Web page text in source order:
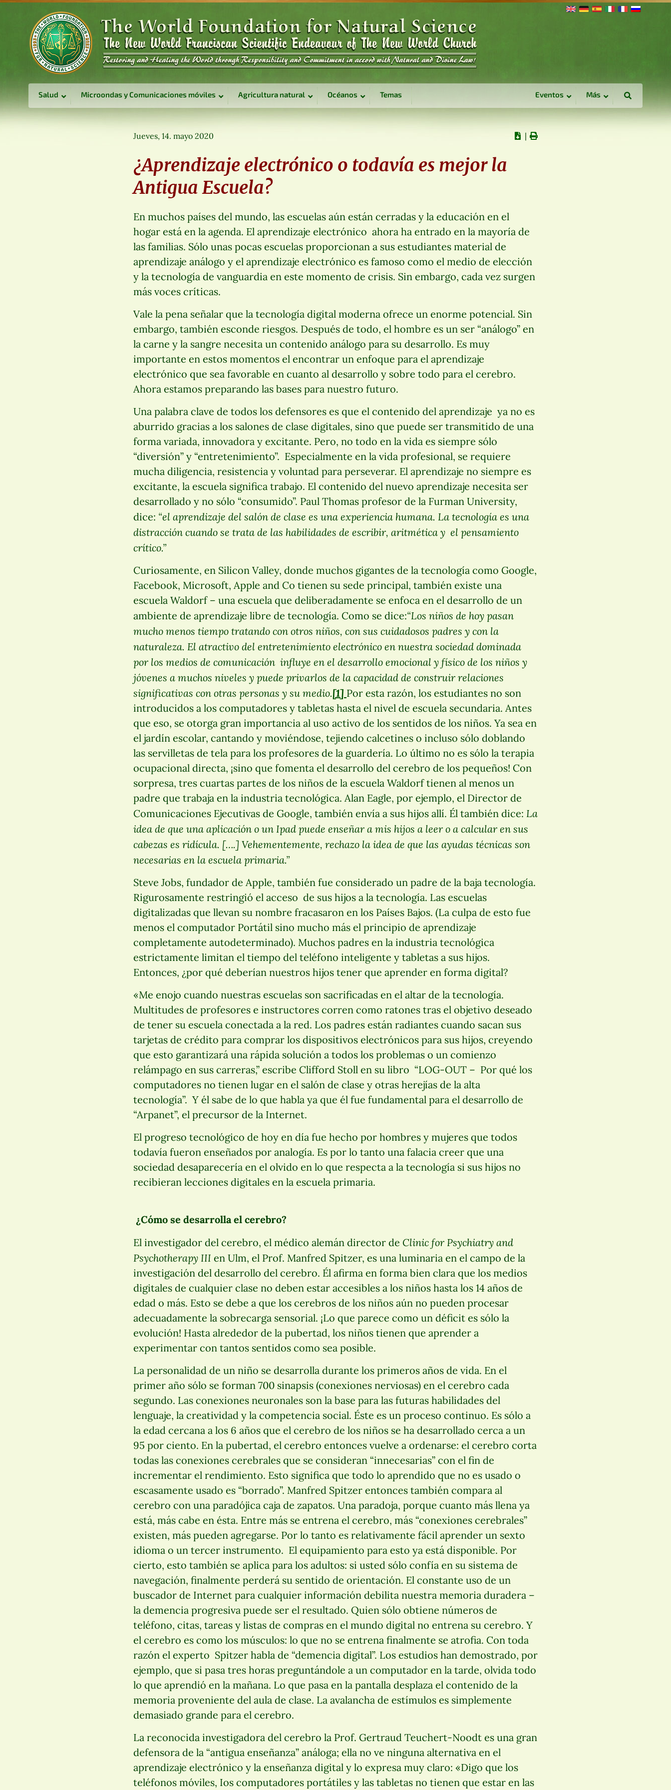
Salud Microondas y Comunicaciones móviles Agricultura natural Océanos Temas Eventos Más
Jueves, 14. mayo 2020 ∣
¿Aprendizaje electrónico o todavía es mejor la
Antigua Escuela?
En muchos países del mundo, las escuelas aún están cerradas y la educación en el
hogar está en la agenda. El aprendizaje electrónico ahora ha entrado en la mayoría de
las familias. Sólo unas pocas escuelas proporcionan a sus estudiantes material de
aprendizaje análogo y el aprendizaje electrónico es famoso como el medio de elección
y la tecnología de vanguardia en este momento de crisis. Sin embargo, cada vez surgen
más voces críticas.
Vale la pena señalar que la tecnología digital moderna ofrece un enorme potencial. Sin
embargo, también esconde riesgos. Después de todo, el hombre es un ser “análogo” en
la carne y la sangre necesita un contenido análogo para su desarrollo. Es muy
importante en estos momentos el encontrar un enfoque para el aprendizaje
electrónico que sea favorable en cuanto al desarrollo y sobre todo para el cerebro.
Ahora estamos preparando las bases para nuestro futuro.
Una palabra clave de todos los defensores es que el contenido del aprendizaje ya no es
aburrido gracias a los salones de clase digitales, sino que puede ser transmitido de una
forma variada, innovadora y excitante. Pero, no todo en la vida es siempre sólo
“diversión” y “entretenimiento”. Especialmente en la vida profesional, se requiere
mucha diligencia, resistencia y voluntad para perseverar. El aprendizaje no siempre es
excitante, la escuela significa trabajo. El contenido del nuevo aprendizaje necesita ser
desarrollado y no sólo “consumido”. Paul Thomas profesor de la Furman University,
dice: “el aprendizaje del salón de clase es una experiencia humana. La tecnología es una
distracción cuando se trata de las habilidades de escribir, aritmética y el pensamiento
crítico.”
Curiosamente, en Silicon Valley, donde muchos gigantes de la tecnología como Google,
Facebook, Microsoft, Apple and Co tienen su sede principal, también existe una
escuela Waldorf – una escuela que deliberadamente se enfoca en el desarrollo de un
ambiente de aprendizaje libre de tecnología. Como se dice:“Los niños de hoy pasan
mucho menos tiempo tratando con otros niños, con sus cuidadosos padres y con la
naturaleza. El atractivo del entretenimiento electrónico en nuestra sociedad dominada
por los medios de comunicación influye en el desarrollo emocional y físico de los niños y
jóvenes a muchos niveles y puede privarlos de la capacidad de construir relaciones
significativas con otras personas y su medio.[1] Por esta razón, los estudiantes no son
introducidos a los computadores y tabletas hasta el nivel de escuela secundaria. Antes
que eso, se otorga gran importancia al uso activo de los sentidos de los niños. Ya sea en
el jardín escolar, cantando y moviéndose, tejiendo calcetines o incluso sólo doblando
las servilletas de tela para los profesores de la guardería. Lo último no es sólo la terapia
ocupacional directa, ¡sino que fomenta el desarrollo del cerebro de los pequeños! Con
sorpresa, tres cuartas partes de los niños de la escuela Waldorf tienen al menos un
padre que trabaja en la industria tecnológica. Alan Eagle, por ejemplo, el Director de
Comunicaciones Ejecutivas de Google, también envía a sus hijos allí. Él también dice: La
idea de que una aplicación o un Ipad puede enseñar a mis hijos a leer o a calcular en sus
cabezas es ridícula. [….] Vehementemente, rechazo la idea de que las ayudas técnicas son
necesarias en la escuela primaria.”
Steve Jobs, fundador de Apple, también fue considerado un padre de la baja tecnología.
Rigurosamente restringió el acceso de sus hijos a la tecnología. Las escuelas
digitalizadas que llevan su nombre fracasaron en los Países Bajos. (La culpa de esto fue
menos el computador Portátil sino mucho más el principio de aprendizaje
completamente autodeterminado). Muchos padres en la industria tecnológica
estrictamente limitan el tiempo del teléfono inteligente y tabletas a sus hijos.
Entonces, ¿por qué deberían nuestros hijos tener que aprender en forma digital?
«Me enojo cuando nuestras escuelas son sacrificadas en el altar de la tecnología.
Multitudes de profesores e instructores corren como ratones tras el objetivo deseado
de tener su escuela conectada a la red. Los padres están radiantes cuando sacan sus
tarjetas de crédito para comprar los dispositivos electrónicos para sus hijos, creyendo
que esto garantizará una rápida solución a todos los problemas o un comienzo
relámpago en sus carreras,” escribe Clifford Stoll en su libro “LOG-OUT – Por qué los
computadores no tienen lugar en el salón de clase y otras herejías de la alta
tecnología”. Y él sabe de lo que habla ya que él fue fundamental para el desarrollo de
“Arpanet”, el precursor de la Internet.
El progreso tecnológico de hoy en día fue hecho por hombres y mujeres que todos
todavía fueron enseñados por analogía. Es por lo tanto una falacia creer que una
sociedad desaparecería en el olvido en lo que respecta a la tecnología si sus hijos no
recibieran lecciones digitales en la escuela primaria.
¿Cómo se desarrolla el cerebro?
El investigador del cerebro, el médico alemán director de Clinic for Psychiatry and
Psychotherapy III en Ulm, el Prof. Manfred Spitzer, es una luminaria en el campo de la
investigación del desarrollo del cerebro. Él afirma en forma bien clara que los medios
digitales de cualquier clase no deben estar accesibles a los niños hasta los 14 años de
edad o más. Esto se debe a que los cerebros de los niños aún no pueden procesar
adecuadamente la sobrecarga sensorial. ¡Lo que parece como un déficit es sólo la
evolución! Hasta alrededor de la pubertad, los niños tienen que aprender a
experimentar con tantos sentidos como sea posible.
La personalidad de un niño se desarrolla durante los primeros años de vida. En el
primer año sólo se forman 700 sinapsis (conexiones nerviosas) en el cerebro cada
segundo. Las conexiones neuronales son la base para las futuras habilidades del
lenguaje, la creatividad y la competencia social. Éste es un proceso continuo. Es sólo a
la edad cercana a los 6 años que el cerebro de los niños se ha desarrollado cerca a un
95 por ciento. En la pubertad, el cerebro entonces vuelve a ordenarse: el cerebro corta
todas las conexiones cerebrales que se consideran “innecesarias” con el fin de
incrementar el rendimiento. Esto significa que todo lo aprendido que no es usado o
escasamente usado es “borrado”. Manfred Spitzer entonces también compara al
cerebro con una paradójica caja de zapatos. Una paradoja, porque cuanto más llena ya
está, más cabe en ésta. Entre más se entrena el cerebro, más “conexiones cerebrales”
existen, más pueden agregarse. Por lo tanto es relativamente fácil aprender un sexto
idioma o un tercer instrumento. El equipamiento para esto ya está disponible. Por
cierto, esto también se aplica para los adultos: si usted sólo confía en su sistema de
navegación, finalmente perderá su sentido de orientación. El constante uso de un
buscador de Internet para cualquier información debilita nuestra memoria duradera –
la demencia progresiva puede ser el resultado. Quien sólo obtiene números de
teléfono, citas, tareas y listas de compras en el mundo digital no entrena su cerebro. Y
el cerebro es como los músculos: lo que no se entrena finalmente se atrofia. Con toda
razón el experto Spitzer habla de “demencia digital”. Los estudios han demostrado, por
ejemplo, que si pasa tres horas preguntándole a un computador en la tarde, olvida todo
lo que aprendió en la mañana. Lo que pasa en la pantalla desplaza el contenido de la
memoria proveniente del aula de clase. La avalancha de estímulos es simplemente
demasiado grande para el cerebro.
La reconocida investigadora del cerebro la Prof. Gertraud Teuchert-Noodt es una gran
defensora de la “antigua enseñanza” análoga; ella no ve ninguna alternativa en el
aprendizaje electrónico y la enseñanza digital y lo expresa muy claro: «Digo que los
teléfonos móviles, Ios computadores portátiles y las tabletas no tienen que estar en las